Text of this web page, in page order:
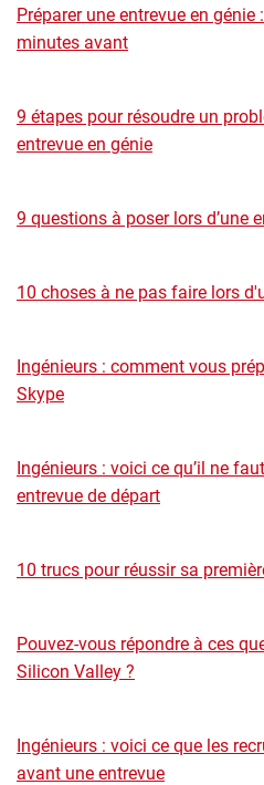
Préparer une entrevue en
minutes avant
9 étapes pour résoudre un
entrevue en génie
9 questions à poser lors d’une
10 choses à ne pas faire lors
Ingénieurs : comment vous
Skype
Ingénieurs : voici ce qu’il ne
entrevue de départ
10 trucs pour réussir sa
Pouvez-vous répondre à ces
Silicon Valley ?
Ingénieurs : voici ce que les
avant une entrevue